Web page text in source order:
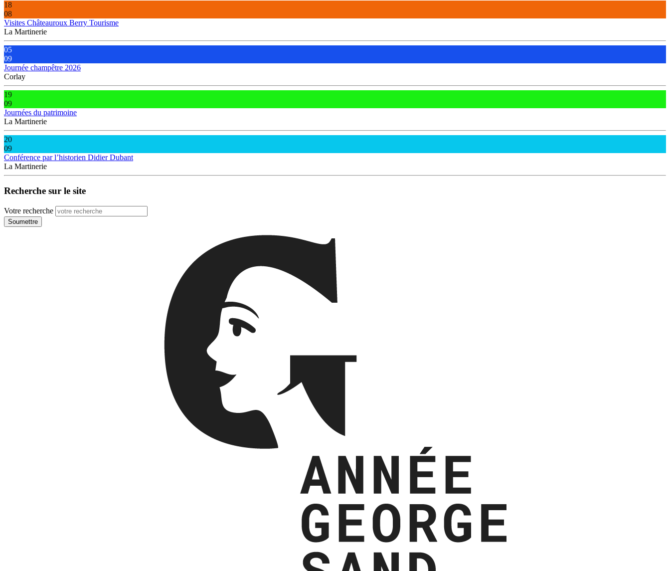
18
08
Visites Châteauroux Berry Tourisme
La Martinerie
05
09
Journée champêtre 2026
Corlay
19
09
Journées du patrimoine
La Martinerie
20
09
Conférence par l’historien Didier Dubant
La Martinerie
Recherche sur le site
Votre recherche
Soumettre